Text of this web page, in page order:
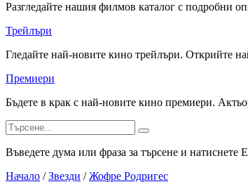
Разгледайте нашия филмов каталог с подробни
Трейлъри
Гледайте най-новите кино трейлъри. Открийте
Премиери
Бъдете в крак с най-новите кино премиери.
Въведете дума или фраза за търсене и натиснете
Начало / Звезди / Жофре Родригес